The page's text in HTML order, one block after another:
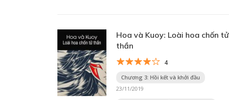
Hoa và Kuoy: Loài hoa chốn tử
thần
4
Chương 3: Hồi kết và khởi đầu
23/11/2019